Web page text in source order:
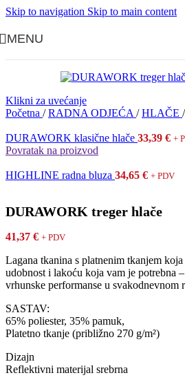
Skip to navigation Skip to main content
MENU
Klikni za uvećanje
Početna / RADNA ODJEĆA / HLAČE /
DURAWORK klasične hlače 33,39 € +
Povratak na proizvod
HIGHLINE radna bluza 34,65 € + PDV
DURAWORK treger hlače
41,37 € + PDV
Lagana tkanina s platnenim tkanjem
udobnost i lakoću koja vam je potrebna
vrhunske performanse u svakodnevnom
SASTAV:
65% poliester, 35% pamuk,
Platetno tkanje (približno 270 g/m²)
Dizajn
Reflektivni materijal srebrna